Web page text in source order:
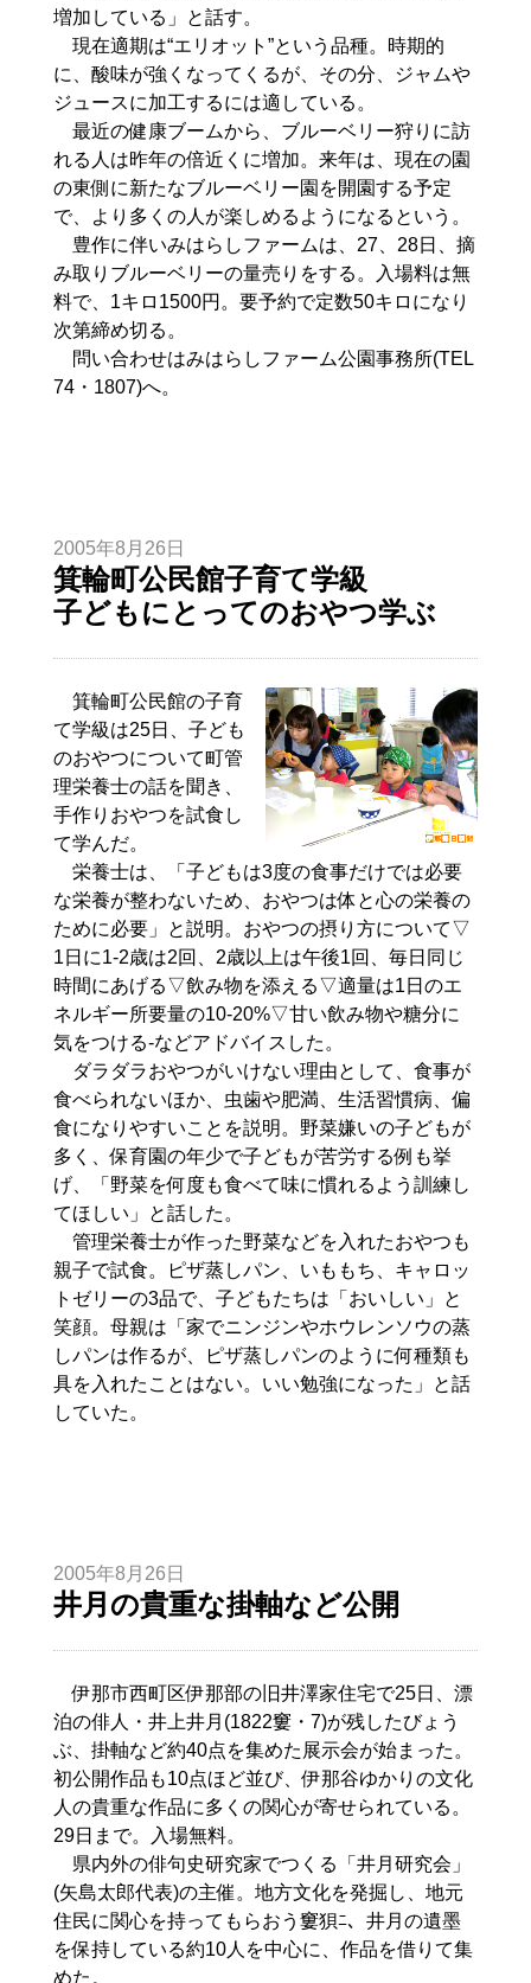
増加している」と話す。
現在適期は“エリオット”という品種。時期的
に、酸味が強くなってくるが、その分、ジャムや
ジュースに加工するには適している。
最近の健康ブームから、ブルーベリー狩りに訪
れる人は昨年の倍近くに増加。来年は、現在の園
の東側に新たなブルーベリー園を開園する予定
で、より多くの人が楽しめるようになるという。
豊作に伴いみはらしファームは、27、28日、摘
み取りブルーベリーの量売りをする。入場料は無
料で、1キロ1500円。要予約で定数50キロになり
次第締め切る。
問い合わせはみはらしファーム公園事務所(TEL
74・1807)へ。
2005年8月26日
箕輪町公民館子育て学級
子どもにとってのおやつ学ぶ
箕輪町公民館の子育
て学級は25日、子ども
のおやつについて町管
理栄養士の話を聞き、
手作りおやつを試食し
て学んだ。
栄養士は、「子どもは3度の食事だけでは必要
な栄養が整わないため、おやつは体と心の栄養の
ために必要」と説明。おやつの摂り方について▽
1日に1-2歳は2回、2歳以上は午後1回、毎日同じ
時間にあげる▽飲み物を添える▽適量は1日のエ
ネルギー所要量の10-20%▽甘い飲み物や糖分に
気をつける-などアドバイスした。
ダラダラおやつがいけない理由として、食事が
食べられないほか、虫歯や肥満、生活習慣病、偏
食になりやすいことを説明。野菜嫌いの子どもが
多く、保育園の年少で子どもが苦労する例も挙
げ、「野菜を何度も食べて味に慣れるよう訓練し
てほしい」と話した。
管理栄養士が作った野菜などを入れたおやつも
親子で試食。ピザ蒸しパン、いももち、キャロッ
トゼリーの3品で、子どもたちは「おいしい」と
笑顔。母親は「家でニンジンやホウレンソウの蒸
しパンは作るが、ピザ蒸しパンのように何種類も
具を入れたことはない。いい勉強になった」と話
していた。
2005年8月26日
井月の貴重な掛軸など公開
伊那市西町区伊那部の旧井澤家住宅で25日、漂
泊の俳人・井上井月(1822窶・7)が残したびょう
ぶ、掛軸など約40点を集めた展示会が始まった。
初公開作品も10点ほど並び、伊那谷ゆかりの文化
人の貴重な作品に多くの関心が寄せられている。
29日まで。入場無料。
県内外の俳句史研究家でつくる「井月研究会」
(矢島太郎代表)の主催。地方文化を発掘し、地元
住民に関心を持ってもらおう窶狽ﾆ、井月の遺墨
を保持している約10人を中心に、作品を借りて集
めた。